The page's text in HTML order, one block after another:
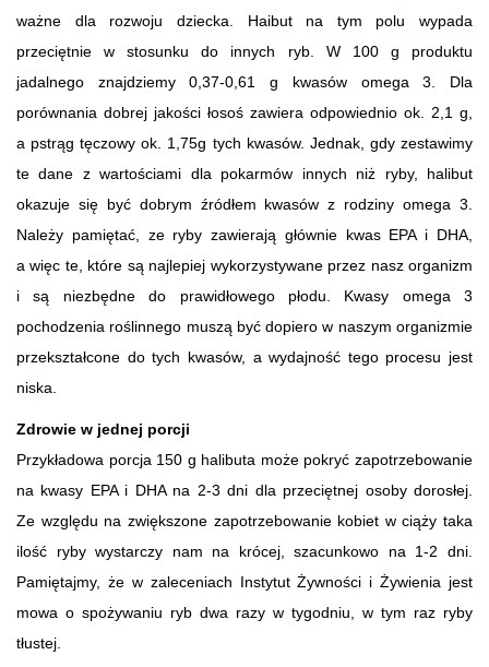
ważne dla rozwoju dziecka. Haibut na tym polu wypada
przeciętnie w stosunku do innych ryb. W 100 g produktu
jadalnego znajdziemy 0,37-0,61 g kwasów omega 3. Dla
porównania dobrej jakości łosoś zawiera odpowiednio ok. 2,1 g,
a pstrąg tęczowy ok. 1,75g tych kwasów. Jednak, gdy zestawimy
te dane z wartościami dla pokarmów innych niż ryby, halibut
okazuje się być dobrym źródłem kwasów z rodziny omega 3.
Należy pamiętać, ze ryby zawierają głównie kwas EPA i DHA,
a więc te, które są najlepiej wykorzystywane przez nasz organizm
i są niezbędne do prawidłowego płodu. Kwasy omega 3
pochodzenia roślinnego muszą być dopiero w naszym organizmie
przekształcone do tych kwasów, a wydajność tego procesu jest
niska.
Zdrowie w jednej porcji
Przykładowa porcja 150 g halibuta może pokryć zapotrzebowanie
na kwasy EPA i DHA na 2-3 dni dla przeciętnej osoby dorosłej.
Ze względu na zwiększone zapotrzebowanie kobiet w ciąży taka
ilość ryby wystarczy nam na krócej, szacunkowo na 1-2 dni.
Pamiętajmy, że w zaleceniach Instytut Żywności i Żywienia jest
mowa o spożywaniu ryb dwa razy w tygodniu, w tym raz ryby
tłustej.